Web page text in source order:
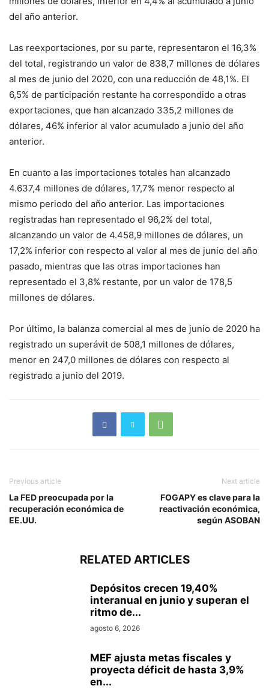
del año anterior.
Las reexportaciones, por su parte, representaron el 16,3%
del total, registrando un valor de 838,7 millones de dólares
al mes de junio del 2020, con una reducción de 48,1%. El
6,5% de participación restante ha correspondido a otras
exportaciones, que han alcanzado 335,2 millones de
dólares, 46% inferior al valor acumulado a junio del año
anterior.
En cuanto a las importaciones totales han alcanzado
4.637,4 millones de dólares, 17,7% menor respecto al
mismo periodo del año anterior. Las importaciones
registradas han representado el 96,2% del total,
alcanzando un valor de 4.458,9 millones de dólares, un
17,2% inferior con respecto al valor al mes de junio del año
pasado, mientras que las otras importaciones han
representado el 3,8% restante, por un valor de 178,5
millones de dólares.
Por último, la balanza comercial al mes de junio de 2020 ha
registrado un superávit de 508,1 millones de dólares,
menor en 247,0 millones de dólares con respecto al
registrado a junio del 2019.
Previous article
La FED preocupada por la
recuperación económica de
EE.UU.
Next article
FOGAPY es clave para la
reactivación económica,
según ASOBAN
RELATED ARTICLES
Depósitos crecen 19,40%
interanual en junio y superan el
ritmo de...
agosto 6, 2026
MEF ajusta metas fiscales y
proyecta déficit de hasta 3,9%
en...